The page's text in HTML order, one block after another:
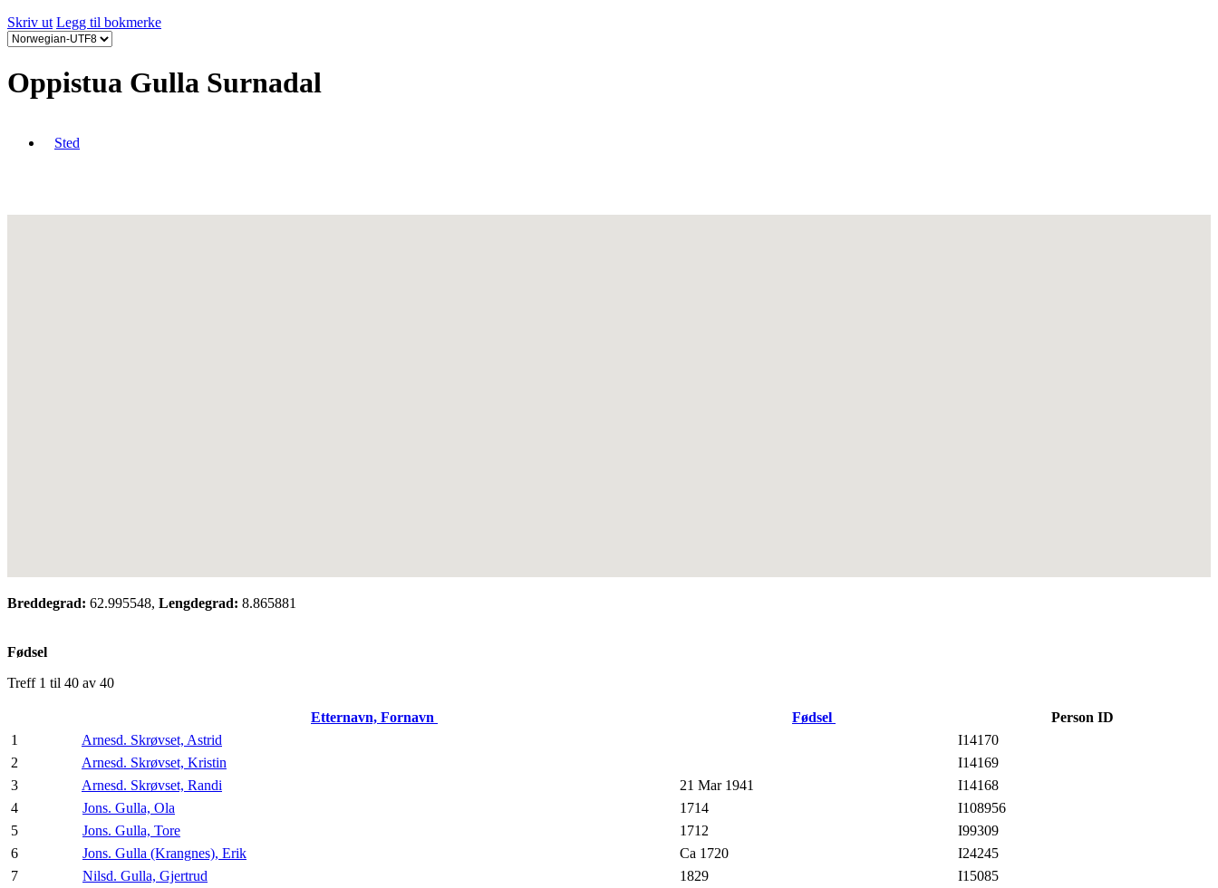
Skriv ut Legg til bokmerke
Oppistua Gulla Surnadal
Sted
Breddegrad: 62.995548, Lengdegrad: 8.865881
Fødsel
Treff 1 til 40 av 40
Etternavn, Fornavn Fødsel
Person ID
1
Arnesd. Skrøvset, Astrid
I14170
2
Arnesd. Skrøvset, Kristin
I14169
3
Arnesd. Skrøvset, Randi 21 Mar 1941
I14168
4
Jons. Gulla, Ola 1714
I108956
5
Jons. Gulla, Tore 1712
I99309
6
Jons. Gulla (Krangnes), Erik Ca 1720
I24245
7
Nilsd. Gulla, Gjertrud 1829
I15085